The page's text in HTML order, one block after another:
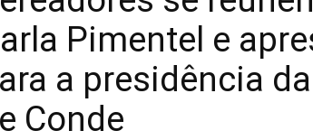
Pimentel e
a presidência
Conde